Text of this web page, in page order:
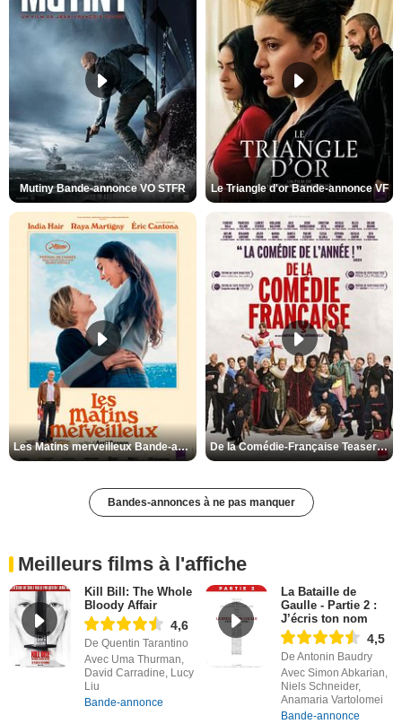
Mutiny Bande-annonce VO STFR Le Triangle d'or Bande-annonce VF
Les Matins merveilleux Bande-annonce VF De la Comédie-Française Teaser VF
Bandes-annonces à ne pas manquer
Meilleurs films à l'affiche
Kill Bill: The Whole
Bloody Affair
4,6
De Quentin Tarantino
Avec Uma Thurman,
David Carradine, Lucy
Liu
Bande-annonce
La Bataille de
Gaulle - Partie 2 :
J’écris ton nom
4,5
De Antonin Baudry
Avec Simon Abkarian,
Niels Schneider,
Anamaria Vartolomei
Bande-annonce